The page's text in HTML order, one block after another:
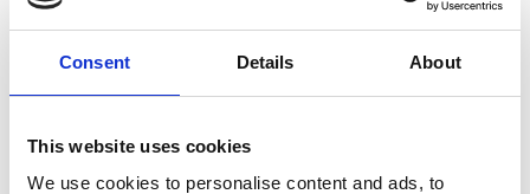
Consent Details About
This website uses cookies
We use cookies to personalise content and ads, to
Rozliczenia